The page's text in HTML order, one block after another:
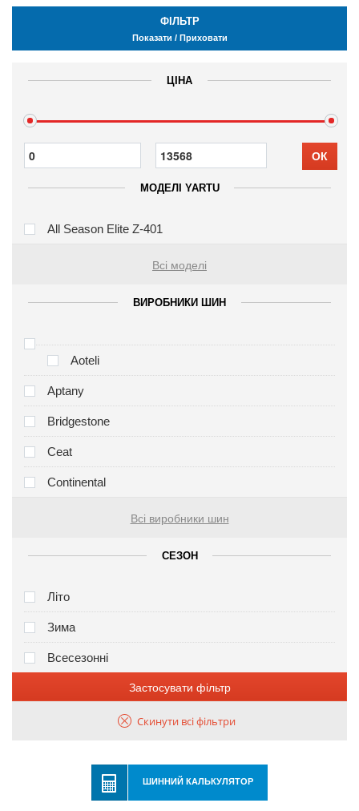
ФІЛЬТР
Показати / Приховати
ЦІНА
ОК
МОДЕЛІ YARTU
All Season Elite Z-401
Всі моделі
ВИРОБНИКИ ШИН
Aoteli
Aptany
Bridgestone
Ceat
Continental
Всі виробники шин
СЕЗОН
Літо
Зима
Всесезонні
Застосувати фільтр
Скинути всі фільтри
ШИННИЙ КАЛЬКУЛЯТОР